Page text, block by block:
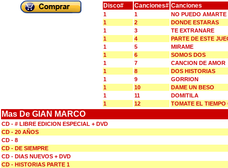
Disco# Canciones# Canciones
1 1
NO PUEDO AMARTE
1
2
DONDE ESTARAS
1
3
TE EXTRANARE
1
4
PARTE DE ESTE
1
5
MIRAME
1
6
SOMOS DOS
1
7
CANCION DE AMOR
1
8
DOS HISTORIAS
1
9
GORRION
1
10
DAME UN BESO
1
11
DOMITILA
1
12 TOMATE EL TIEMPO
Mas De GIAN MARCO
CD - # LIBRE EDICION ESPECIAL + DVD
CD - 20 AÑOS
CD - 8
CD - DE SIEMPRE
CD - DIAS NUEVOS + DVD
CD - HISTORIAS PARTE 1